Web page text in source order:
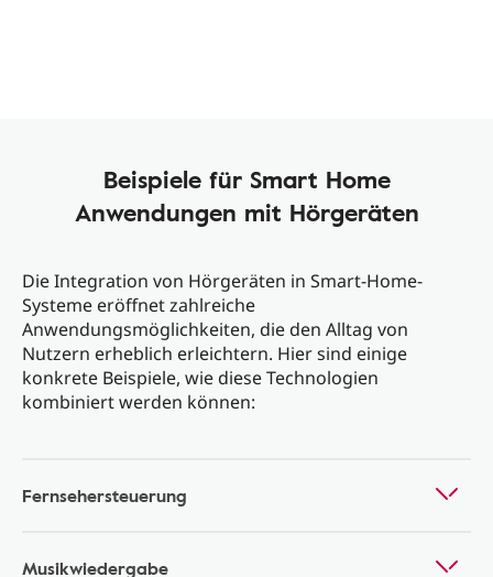
Beispiele für Smart Home
Anwendungen mit Hörgeräten
Die Integration von Hörgeräten in Smart-Home-
Systeme eröffnet zahlreiche
Anwendungsmöglichkeiten, die den Alltag von
Nutzern erheblich erleichtern. Hier sind einige
konkrete Beispiele, wie diese Technologien
kombiniert werden können:
Fernsehersteuerung
Musikwiedergabe